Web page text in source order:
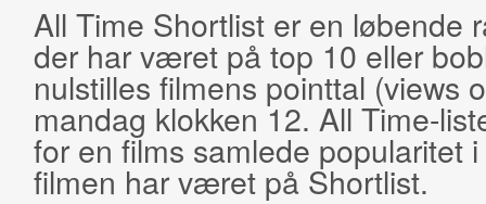
All Time Shortlist er en løbende
der har været på top 10 eller
nulstilles filmens pointtal (views
mandag klokken 12. All Time-
for en films samlede popularitet
filmen har været på Shortlist.